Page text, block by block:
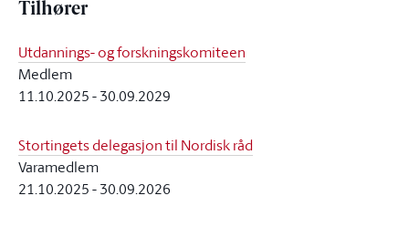
Tilhører
Utdannings- og forskningskomiteen
Medlem
11.10.2025-30.09.2029
Stortingets delegasjon til Nordisk råd
Varamedlem
21.10.2025-30.09.2026